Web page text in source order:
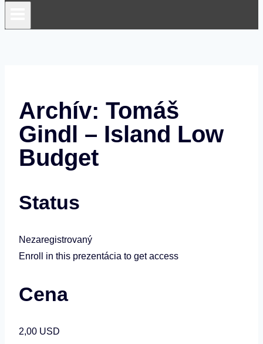
Archív: Tomáš
Gindl – Island Low
Budget
Status
Nezaregistrovaný
Enroll in this prezentácia to get access
Cena
2,00 USD